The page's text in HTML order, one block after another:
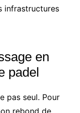
infrastructures
en
padel
pas seul. Pour
rebond de